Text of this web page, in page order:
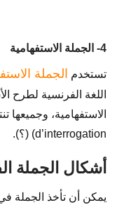
4- الجملة الاستفهامية
تستخدم الجملة
اللغة الفرنسية لطرح
d’interrogation) (؟).
أشكال الجملة
يمكن أن تأخذ الجملة